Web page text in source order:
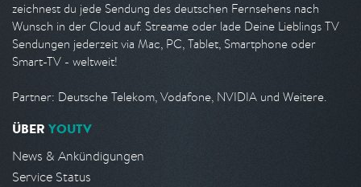
zeichnest du jede Sendung des deutschen Fernsehens nach
Wunsch in der Cloud auf. Streame oder lade Deine Lieblings TV
Sendungen jederzeit via Mac, PC, Tablet, Smartphone oder
Smart-TV - weltweit!
Partner: Deutsche Telekom, Vodafone, NVIDIA und Weitere.
ÜBER YOUTV
News & Ankündigungen
Service Status